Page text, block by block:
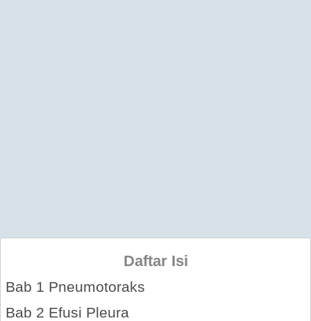
Daftar Isi
Bab 1 Pneumotoraks
Bab 2 Efusi Pleura